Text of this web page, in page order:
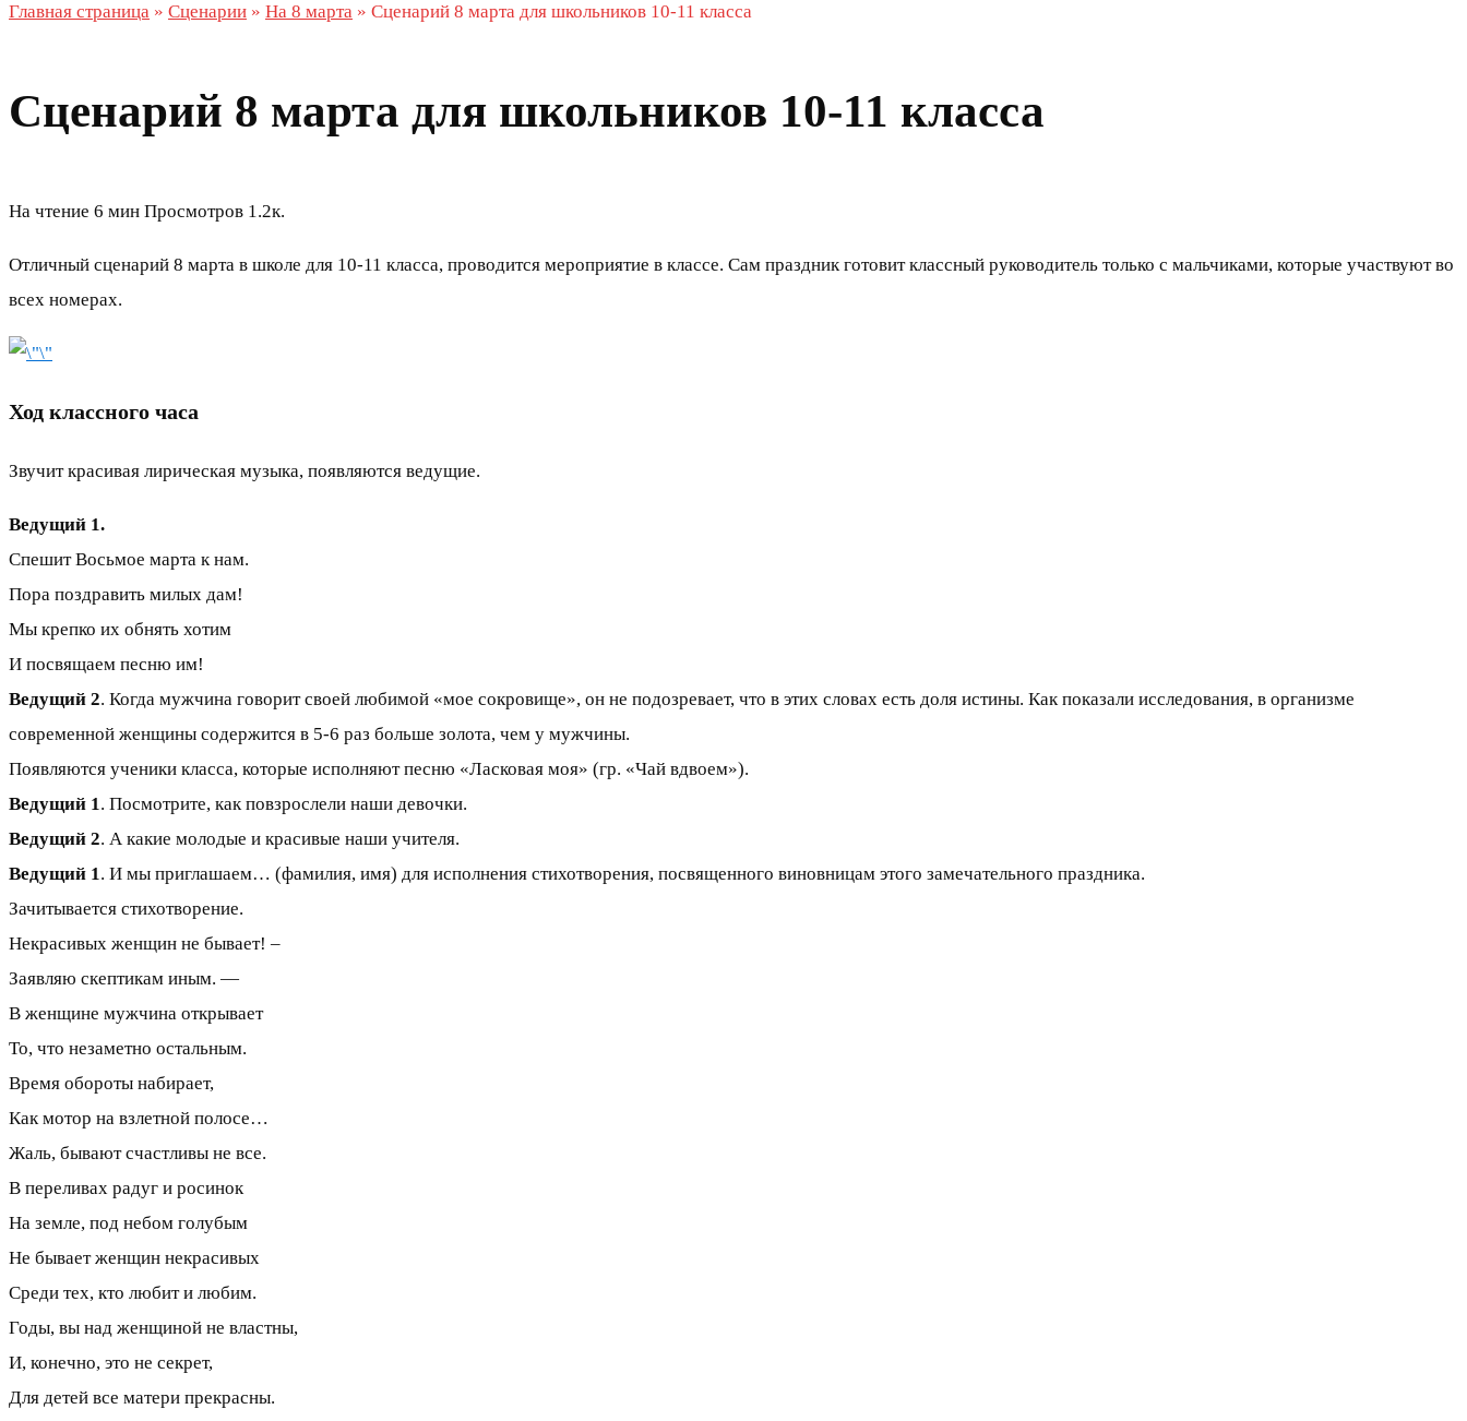
Главная страница » Сценарии » На 8 марта » Сценарий 8 марта для школьников 10-11 класса
Сценарий 8 марта для школьников 10-11 класса
На чтение 6 мин Просмотров 1.2к.
Отличный сценарий 8 марта в школе для 10-11 класса, проводится мероприятие в классе. Сам праздник готовит классный руководитель только с мальчиками, которые участвуют во
всех номерах.
Ход классного часа
Звучит красивая лирическая музыка, появляются ведущие.
Ведущий 1.
Спешит Восьмое марта к нам.
Пора поздравить милых дам!
Мы крепко их обнять хотим
И посвящаем песню им!
Ведущий 2. Когда мужчина говорит своей любимой «мое сокровище», он не подозревает, что в этих словах есть доля истины. Как показали исследования, в организме
современной женщины содержится в 5-6 раз больше золота, чем у мужчины.
Появляются ученики класса, которые исполняют песню «Ласковая моя» (гр. «Чай вдвоем»).
Ведущий 1. Посмотрите, как повзрослели наши девочки.
Ведущий 2. А какие молодые и красивые наши учителя.
Ведущий 1. И мы приглашаем… (фамилия, имя) для исполнения стихотворения, посвященного виновницам этого замечательного праздника.
Зачитывается стихотворение.
Некрасивых женщин не бывает! –
Заявляю скептикам иным. —
В женщине мужчина открывает
То, что незаметно остальным.
Время обороты набирает,
Как мотор на взлетной полосе…
Жаль, бывают счастливы не все.
В переливах радуг и росинок
На земле, под небом голубым
Не бывает женщин некрасивых
Среди тех, кто любит и любим.
Годы, вы над женщиной не властны,
И, конечно, это не секрет,
Для детей все матери прекрасны.